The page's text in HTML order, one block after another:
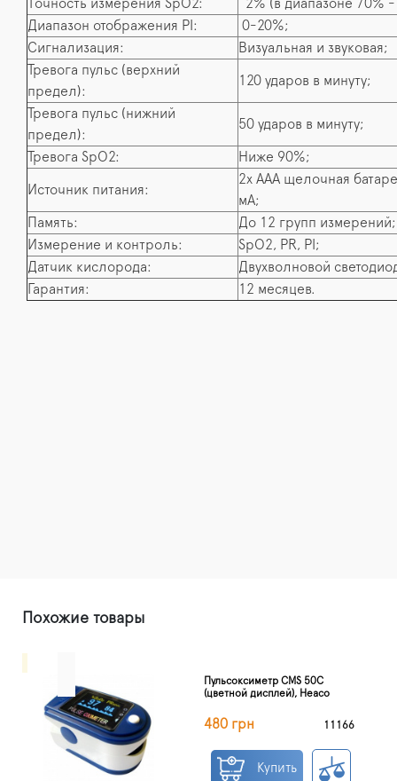
Точность измерения SpO2:
2% (в диапазоне 70%
Диапазон отображения PI:
0-20%;
Сигнализация:
Визуальная и звуковая;
Тревога пульс (верхний
предел):
120 ударов в минуту;
Тревога пульс (нижний
предел):
50 ударов в минуту;
Тревога SpO2: Ниже 90%;
Источник питания:
2х ААА щелочная
мА;
Память:
До 12 групп измерений;
Измерение и контроль:
SpO2, PR, PI;
Датчик кислорода:
Двухволновой
Гарантия:
12 месяцев.
Похожие товары
Пульсоксиметр CMS 50C
(цветной дисплей), Heaco
480 грн 11166
Купить